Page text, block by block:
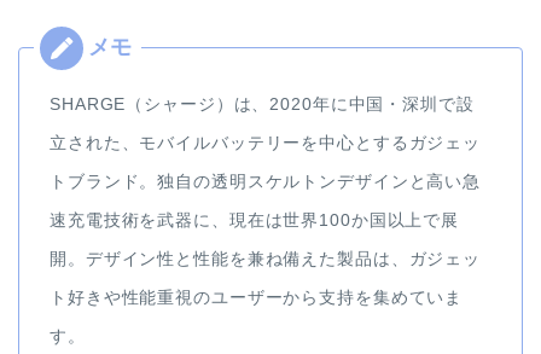
SHARGE（シャージ）は、2020年に中国・深圳で設
立された、モバイルバッテリーを中心とするガジェッ
トブランド。独自の透明スケルトンデザインと高い急
速充電技術を武器に、現在は世界100か国以上で展
開。デザイン性と性能を兼ね備えた製品は、ガジェッ
ト好きや性能重視のユーザーから支持を集めていま
す。